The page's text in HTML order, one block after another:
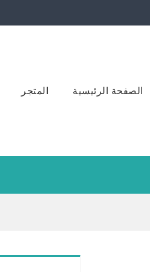
الصفحة الرئيسية المتجر